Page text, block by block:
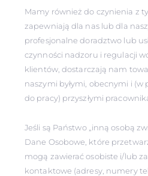
Mamy również do czynienia z
zapewniają dla nas lub dla
profesjonalne doradztwo lub
czynności nadzoru i regulacji
klientów, dostarczają nam
naszymi byłymi, obecnymi i
do pracy) przyszłymi
Jeśli są Państwo „inną osobą
Dane Osobowe, które
mogą zawierać osobiste i/lub
kontaktowe (adresy, numery